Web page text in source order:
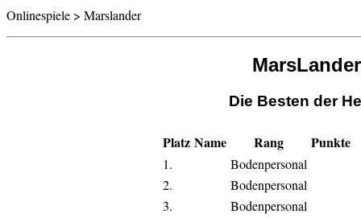
Onlinespiele > Marslander
Die Besten der
Platz Name Rang Punkte
1.
Bodenpersonal
2.
Bodenpersonal
3.
Bodenpersonal